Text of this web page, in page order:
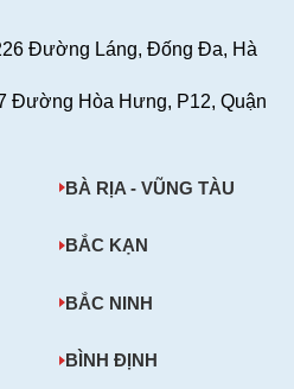
Đường Láng, Đống Đa, Hà
Đường Hòa Hưng, P12, Quận
BÀ RỊA - VŨNG TÀU
BẮC KẠN
BẮC NINH
BÌNH ĐỊNH